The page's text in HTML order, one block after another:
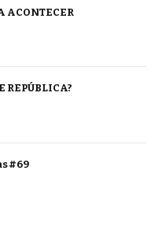
ACONTECER
REPÚBLICA?
#69